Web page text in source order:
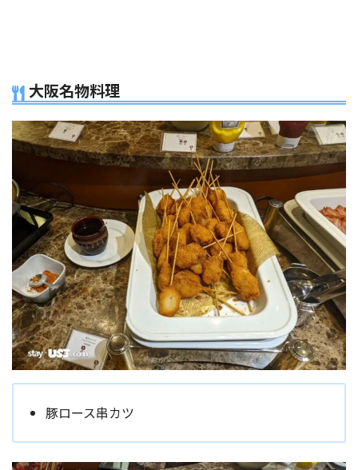
大阪名物料理
豚ロース串カツ